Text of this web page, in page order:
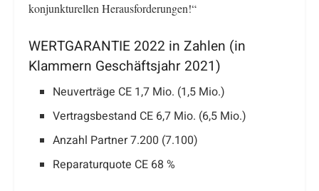
konjunkturellen Herausforderungen!“
WERTGARANTIE 2022 in Zahlen (in
Klammern Geschäftsjahr 2021)
Neuverträge CE 1,7 Mio. (1,5 Mio.)
Vertragsbestand CE 6,7 Mio. (6,5 Mio.)
Anzahl Partner 7.200 (7.100)
Reparaturquote CE 68 %